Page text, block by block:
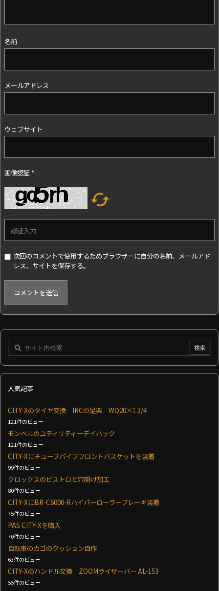
名前
メールアドレス
ウェブサイト
画像認証 *

次回のコメントで使用するためブラウザーに自分の名前、メールアド
レス、サイトを保存する。
人気記事
CITY-Xのタイヤ交換 IRCの足楽 WO20×1 3/4
121件のビュー
モンベルのユティリティーデイパック
121件のビュー
CITY-Xにチューブパイプフロントバスケットを装着
99件のビュー
クロックスのビストロと穴開け加工
80件のビュー
CITY-XにBR-C6000-Rハイパーローラーブレーキ装着
75件のビュー
PAS CITY-Xを購入
70件のビュー
自転車のカゴのクッション自作
63件のビュー
CITY-Xのハンドル交換 ZOOMライザーバー AL-153
55件のビュー